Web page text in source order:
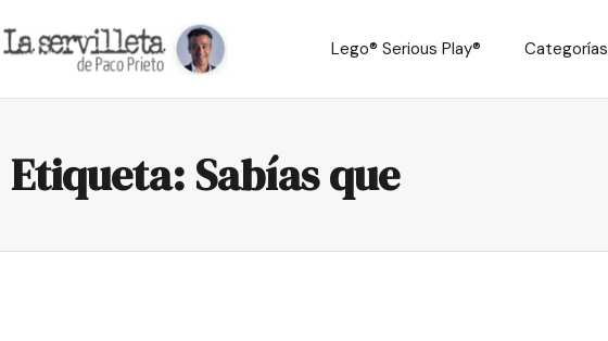
Lego® Serious Play® Categorías
Etiqueta: Sabías que